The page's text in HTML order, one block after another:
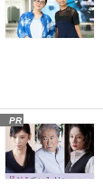
PR